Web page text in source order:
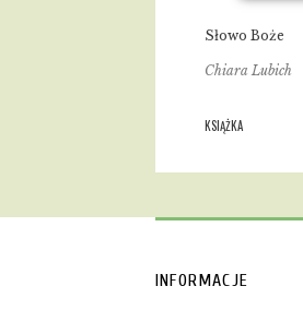
Słowo Boże
Chiara Lubich
KSIĄŻKA
INFORMACJE